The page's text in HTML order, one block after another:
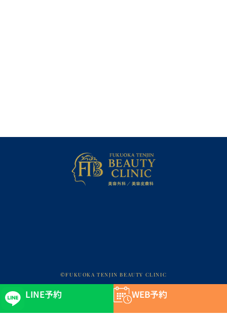
©FUKUOKA TENJIN BEAUTY CLINIC
LINE予約 WEB予約